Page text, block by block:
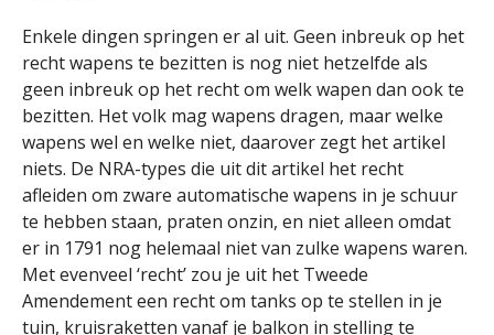
Enkele dingen springen er al uit. Geen inbreuk op het
recht wapens te bezitten is nog niet hetzelfde als
geen inbreuk op het recht om welk wapen dan ook te
bezitten. Het volk mag wapens dragen, maar welke
wapens wel en welke niet, daarover zegt het artikel
niets. De NRA-types die uit dit artikel het recht
afleiden om zware automatische wapens in je schuur
te hebben staan, praten onzin, en niet alleen omdat
er in 1791 nog helemaal niet van zulke wapens waren.
Met evenveel ‘recht’ zou je uit het Tweede
Amendement een recht om tanks op te stellen in je
tuin, kruisraketten vanaf je balkon in stelling te